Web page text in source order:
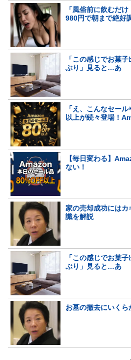
「風俗前に飲むだ
980円で朝まで絶好
「この感じでお菓
ぶり」見ると…あ
「え、こんなセー
以上が続々登場！
【毎日変わる】
ない！
家の売却成功には
識を解説
「この感じでお菓
ぶり」見ると…あ
お墓の撤去にいくら